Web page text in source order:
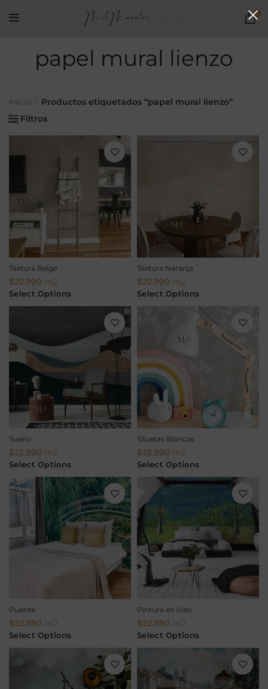
0
papel mural lienzo
Inicio
Productos etiquetados “papel mural lienzo”
Filtros
Textura Beige
$22.990 m2
Select Options
Textura Naranja
$22.990 m2
Select Options
Sueño
$22.990 m2
Select Options
Siluetas Blancas
$22.990 m2
Select Options
Puente
$22.990 m2
Select Options
Pintura en óleo
$22.990 m2
Select Options